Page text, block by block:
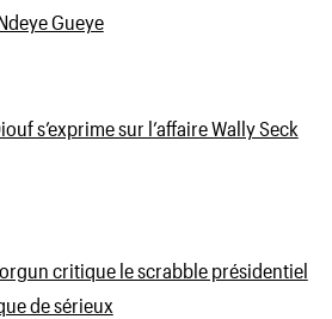
Gueye
s’exprime sur l’affaire Wally Seck
critique le scrabble présidentiel
de sérieux